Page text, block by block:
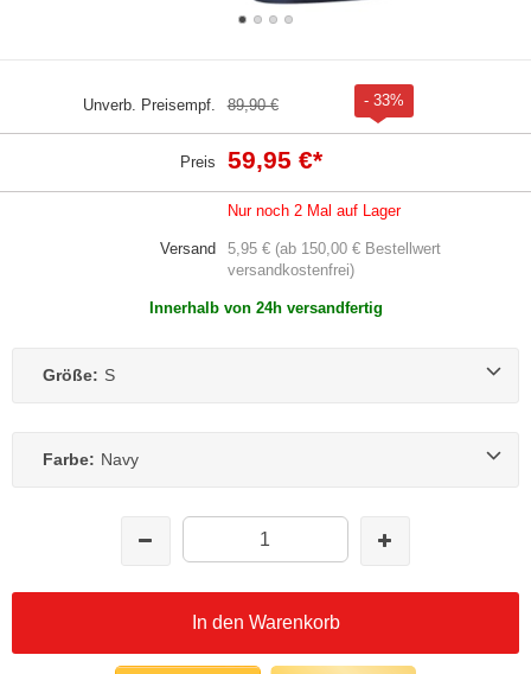
Unverb. Preisempf. 89,90 € - 33%
Preis 59,95 €*
Nur noch 2 Mal auf Lager
Versand
5,95 € (ab 150,00 € Bestellwert
versandkostenfrei)
Innerhalb von 24h versandfertig
Größe: S
Farbe: Navy
In den Warenkorb